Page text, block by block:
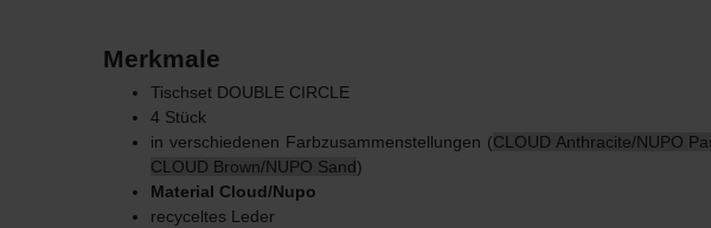
Merkmale
Tischset DOUBLE CIRCLE
4 Stück
in verschiedenen Farbzusammenstellungen (CLOUD Anthracite/NUPO
CLOUD Brown/NUPO Sand)
Material Cloud/Nupo
recyceltes Leder